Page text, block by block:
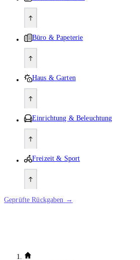
Büro & Papeterie
Haus & Garten
Einrichtung & Beleuchtung
Freizeit & Sport
Geprüfte Rückgaben →